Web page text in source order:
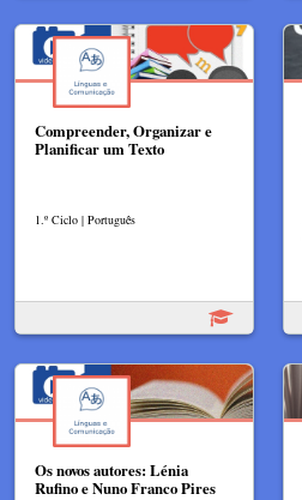
Compreender, Organizar e
Planificar um Texto
1.º Ciclo | Português
Os novos autores: Lénia
Rufino e Nuno Franco Pires